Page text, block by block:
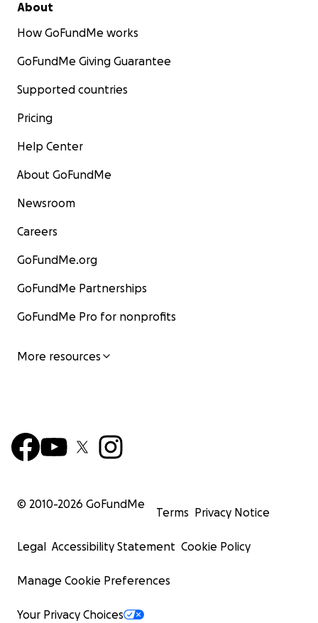
About
How GoFundMe works
GoFundMe Giving Guarantee
Supported countries
Pricing
Help Center
About GoFundMe
Newsroom
Careers
GoFundMe.org
GoFundMe Partnerships
GoFundMe Pro for nonprofits
More resources
© 2010-2026 GoFundMe
Terms Privacy Notice
Legal Accessibility Statement Cookie Policy
Manage Cookie Preferences
Your Privacy Choices